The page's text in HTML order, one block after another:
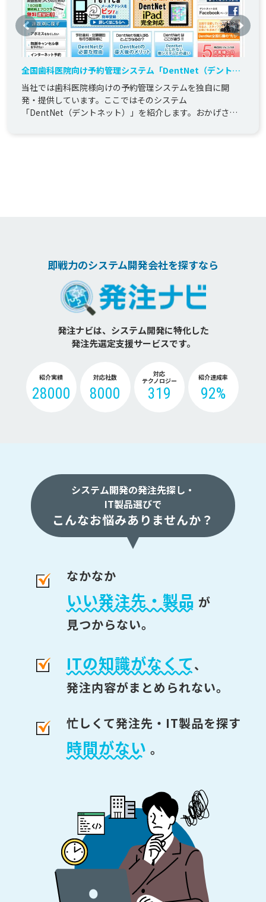
全国歯科医院向け予約管理システム「DentNet（デントネ
ット）」
当社では歯科医院様向けの予約管理システムを独自に開
発・提供しています。ここではそのシステム
「DentNet（デントネット）」を紹介します。おかげさま
即戦力のシステム開発会社を探すなら
発注ナビは、システム開発に特化した
発注先選定支援サービスです。
紹介実績
28000
対応社数
8000
対応
テクノロジー
319
紹介達成率
92%
システム開発の発注先探し・
IT製品選びで
こんなお悩みありませんか？
なかなか
いい発注先・製品 が
見つからない。
ITの知識がなくて、
発注内容がまとめられない。
忙しくて発注先・IT製品を探す
時間がない 。